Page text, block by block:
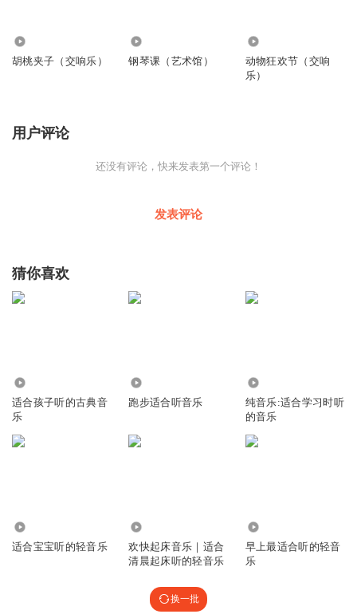
胡桃夹子（交响乐） 钢琴课（艺术馆）
动物狂欢节（交响
乐）
用户评论
还没有评论，快来发表第一个评论！
发表评论
猜你喜欢
适合孩子听的古典音
乐
跑步适合听音乐
纯音乐:适合学习时听
的音乐
适合宝宝听的轻音乐
欢快起床音乐｜适合
清晨起床听的轻音乐
早上最适合听的轻音
乐
换一批